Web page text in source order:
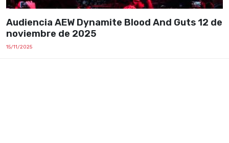
Audiencia AEW Dynamite Blood And Guts 12 de
noviembre de 2025
15/11/2025